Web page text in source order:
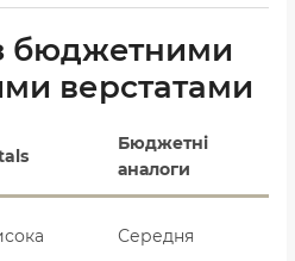
бюджетними
верстатами
Бюджетні
аналоги
Середня